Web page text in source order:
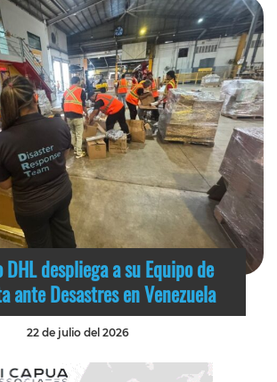
DHL despliega a su Equipo de
ante Desastres en Venezuela
22 de julio del 2026